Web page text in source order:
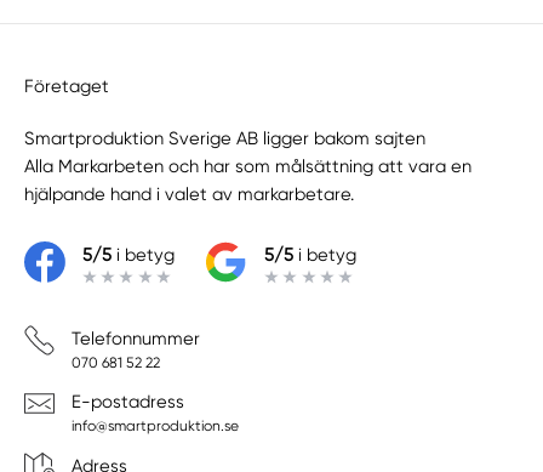
Företaget
Smartproduktion Sverige AB ligger bakom sajten
Alla Markarbeten och har som målsättning att vara en
hjälpande hand i valet av markarbetare.
5/5i betyg 5/5i betyg
Telefonnummer
070 681 52 22
E-postadress
info@smartproduktion.se
Adress